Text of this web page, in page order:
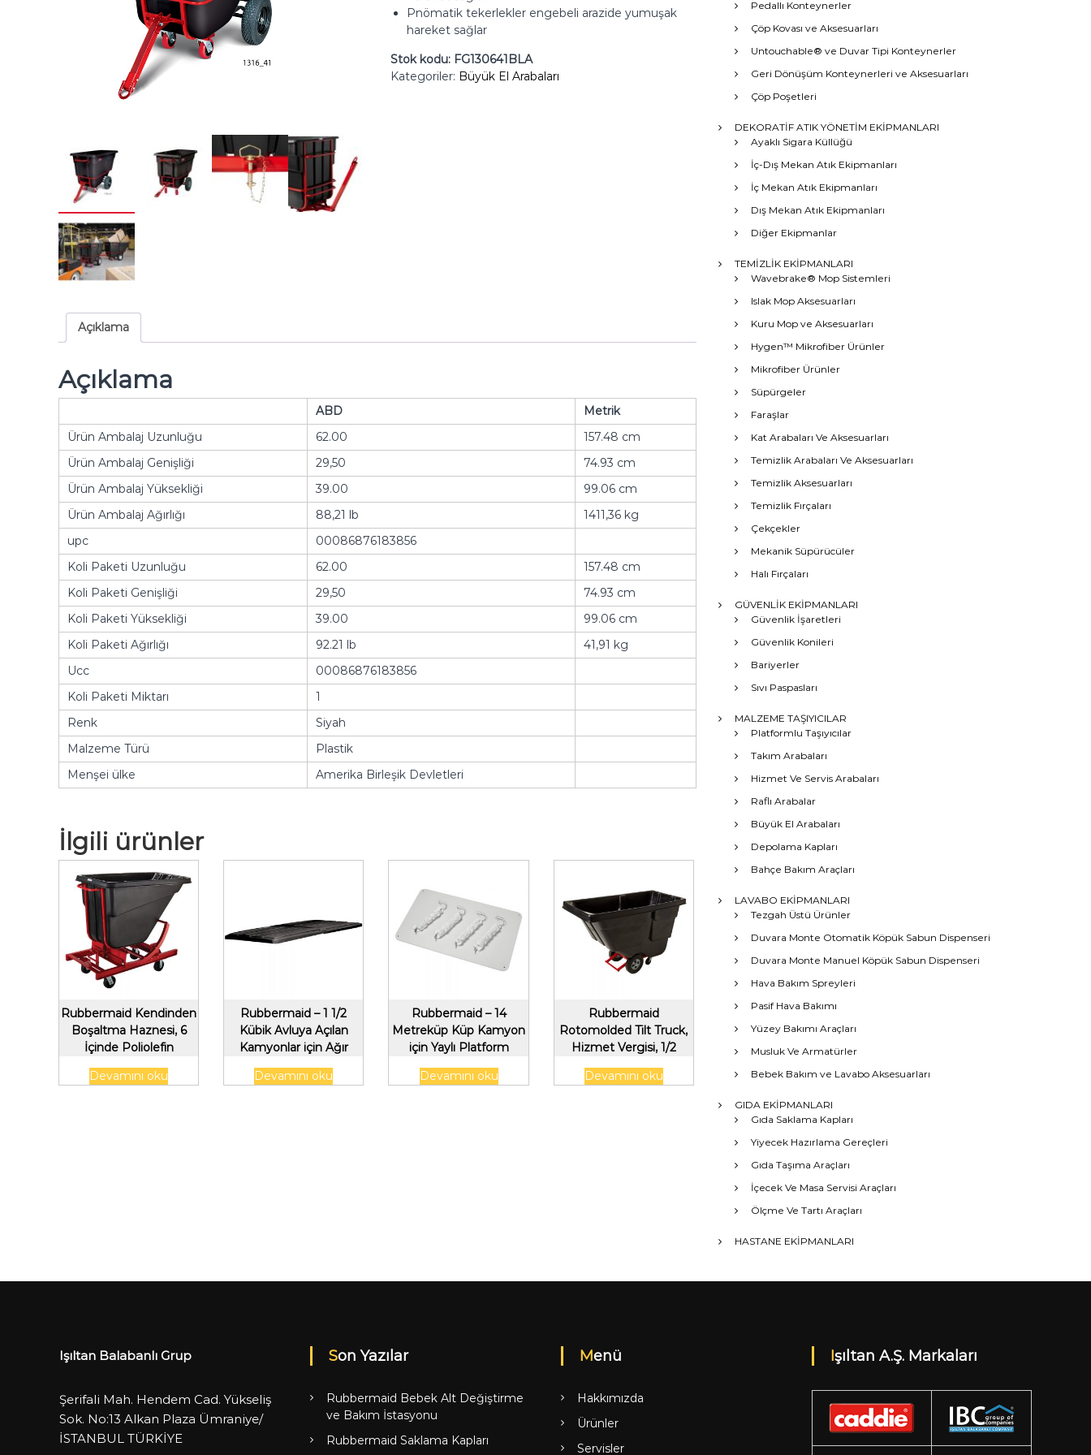
Pnömatik tekerlekler engebeli arazide yumuşak
hareket sağlar
Stok kodu: FG130641BLA
Kategoriler: Büyük El Arabaları
Açıklama
Açıklama
ABD
Metrik
Ürün Ambalaj Uzunluğu
62.00
157.48 cm
Ürün Ambalaj Genişliği
29,50
74.93 cm
Ürün Ambalaj Yüksekliği
39.00
99.06 cm
Ürün Ambalaj Ağırlığı
88,21 lb
1411,36 kg
upc
00086876183856
Koli Paketi Uzunluğu
62.00
157.48 cm
Koli Paketi Genişliği
29,50
74.93 cm
Koli Paketi Yüksekliği
39.00
99.06 cm
Koli Paketi Ağırlığı
92.21 lb
41,91 kg
Ucc
00086876183856
Koli Paketi Miktarı
1
Renk
Siyah
Malzeme Türü
Plastik
Menşei ülke
Amerika Birleşik Devletleri
İlgili ürünler
Rubbermaid Kendinden
Boşaltma Haznesi, 6
İçinde Poliolefin
Tekerleri, 1/2 Kübik Avlu,
Siyah
Devamını oku
Rubbermaid – 1 1/2
Kübik Avluya Açılan
Kamyonlar için Ağır
Hizmet Kapağı, Siyah
Devamını oku
Rubbermaid – 14
Metreküp Küp Kamyon
için Yaylı Platform
Takımı
Devamını oku
Rubbermaid
Rotomolded Tilt Truck,
Hizmet Vergisi, 1/2
Metreküp, Siyah
Devamını oku
Pedallı Konteynerler
Çöp Kovası ve Aksesuarları
Untouchable® ve Duvar Tipi Konteynerler
Geri Dönüşüm Konteynerleri ve Aksesuarları
Çöp Poşetleri
DEKORATİF ATIK YÖNETİM EKİPMANLARI
Ayaklı Sigara Küllüğü
İç-Dış Mekan Atık Ekipmanları
İç Mekan Atık Ekipmanları
Dış Mekan Atık Ekipmanları
Diğer Ekipmanlar
TEMİZLİK EKİPMANLARI
Wavebrake® Mop Sistemleri
Islak Mop Aksesuarları
Kuru Mop ve Aksesuarları
Hygen™ Mikrofiber Ürünler
Mikrofiber Ürünler
Süpürgeler
Faraşlar
Kat Arabaları Ve Aksesuarları
Temizlik Arabaları Ve Aksesuarları
Temizlik Aksesuarları
Temizlik Fırçaları
Çekçekler
Mekanik Süpürücüler
Halı Fırçaları
GÜVENLİK EKİPMANLARI
Güvenlik İşaretleri
Güvenlik Konileri
Bariyerler
Sıvı Paspasları
MALZEME TAŞIYICILAR
Platformlu Taşıyıcılar
Takım Arabaları
Hizmet Ve Servis Arabaları
Raflı Arabalar
Büyük El Arabaları
Depolama Kapları
Bahçe Bakım Araçları
LAVABO EKİPMANLARI
Tezgah Üstü Ürünler
Duvara Monte Otomatik Köpük Sabun Dispenseri
Duvara Monte Manuel Köpük Sabun Dispenseri
Hava Bakım Spreyleri
Pasif Hava Bakımı
Yüzey Bakımı Araçları
Musluk Ve Armatürler
Bebek Bakım ve Lavabo Aksesuarları
GIDA EKİPMANLARI
Gıda Saklama Kapları
Yiyecek Hazırlama Gereçleri
Gıda Taşıma Araçları
İçecek Ve Masa Servisi Araçları
Ölçme Ve Tartı Araçları
HASTANE EKİPMANLARI
Işıltan Balabanlı Grup
Şerifali Mah. Hendem Cad. Yükseliş
Sok. No:13 Alkan Plaza Ümraniye/
İSTANBUL TÜRKİYE
Son Yazılar
Rubbermaid Bebek Alt Değiştirme
ve Bakım İstasyonu
Rubbermaid Saklama Kapları
Menü
Hakkımızda
Ürünler
Servisler
Işıltan A.Ş. Markaları